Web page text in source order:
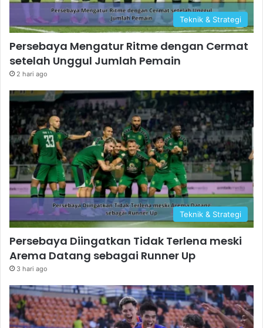
Teknik & Strategi
Persebaya Mengatur Ritme dengan Cermat
setelah Unggul Jumlah Pemain
2 hari ago
Teknik & Strategi
Persebaya Diingatkan Tidak Terlena meski
Arema Datang sebagai Runner Up
3 hari ago